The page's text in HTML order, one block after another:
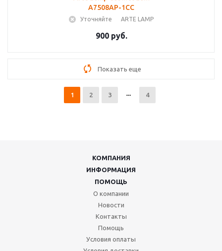
A7508AP-1CC
Уточняйте ARTE LAMP
900 руб.
Показать еще
1 2 3 4
КОМПАНИЯ
ИНФОРМАЦИЯ
ПОМОЩЬ
О компании
Новости
Контакты
Помощь
Условия оплаты